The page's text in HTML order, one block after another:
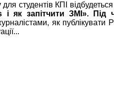
для студентів КПІ
як запітчити ЗМІ».
Під
як публікувати